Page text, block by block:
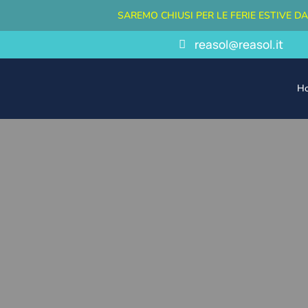
SAREMO CHIUSI PER LE FERIE ESTIVE
reasol@reasol.it